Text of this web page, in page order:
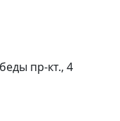
пр-кт., 4